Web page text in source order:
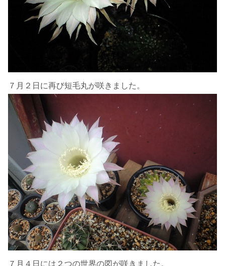
７月２日に再び短毛丸が咲きました。
７月４日には２つの世界の図が咲きました。